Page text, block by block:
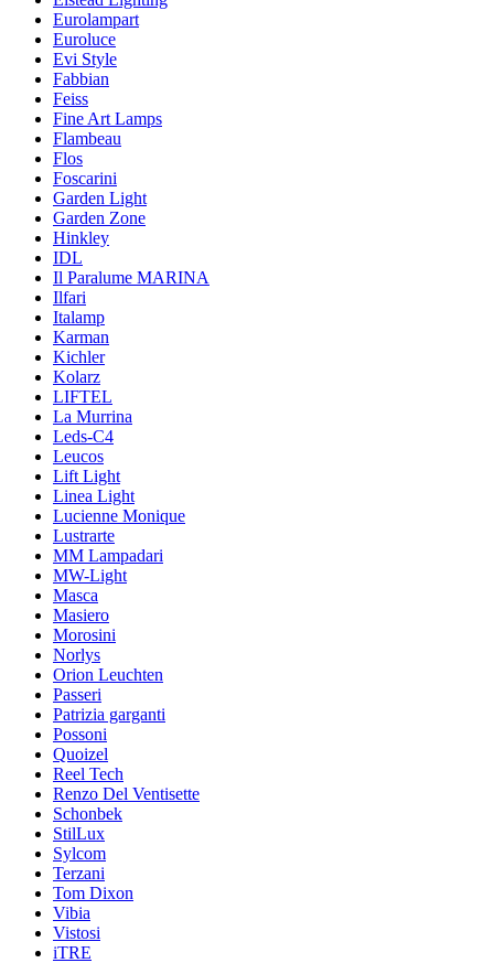
Eurolampart
Euroluce
Evi Style
Fabbian
Feiss
Fine Art Lamps
Flambeau
Flos
Foscarini
Garden Light
Garden Zone
Hinkley
IDL
Il Paralume MARINA
Ilfari
Italamp
Karman
Kichler
Kolarz
LIFTEL
La Murrina
Leds-C4
Leucos
Lift Light
Linea Light
Lucienne Monique
Lustrarte
MM Lampadari
MW-Light
Masca
Masiero
Morosini
Norlys
Orion Leuchten
Passeri
Patrizia garganti
Possoni
Quoizel
Reel Tech
Renzo Del Ventisette
Schonbek
StilLux
Sylcom
Terzani
Tom Dixon
Vibia
Vistosi
iTRE